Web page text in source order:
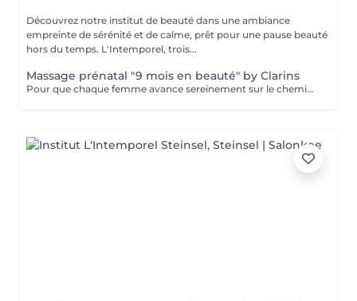
Découvrez notre institut de beauté dans une ambiance
empreinte de sérénité et de calme, prêt pour une pause beauté
hors du temps. L'Intemporel, trois...
Massage prénatal "9 mois en beauté" by Clarins
Pour que chaque femme avance sereinement sur le chemin de la maternité, Clarins a mis au point un Soin cocooning qui décontracte les tensions, allège les jambes, améliore l'élasticité de la peau et aide à prévenir les marques de grossesse.